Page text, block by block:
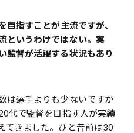
目指すことが主流ですが、
というわけではない。実
監督が活躍する状況もあり
は選手よりも少ないですか
代で監督を目指す人が実績
てきました。ひと昔前は30